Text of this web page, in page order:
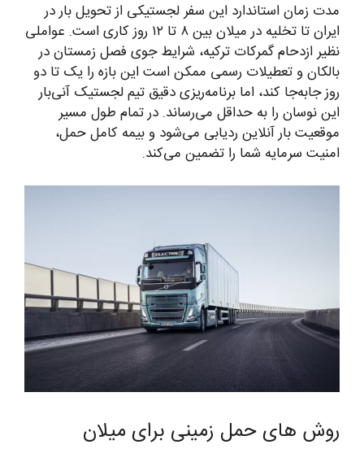
مدت زمان استاندارد این سفر لجستیکی از تحویل بار در
ایران تا تخلیه در میلان بین ۸ تا ۱۲ روز کاری است. عواملی
نظیر ازدحام گمرکات ترکیه، شرایط جوی فصل زمستان در
بالکان و تعطیلات رسمی ممکن است این بازه را یک تا دو
روز جابه‌جا کند، اما برنامه‌ریزی دقیق تیم لجستیک آنی‌بار
این نوسان را به حداقل می‌رساند. در تمام طول مسیر
موقعیت بار آنلاین ردیابی می‌شود و بیمه کامل حمل،
امنیت سرمایه شما را تضمین می‌کند.
روش های حمل زمینی برای میلان